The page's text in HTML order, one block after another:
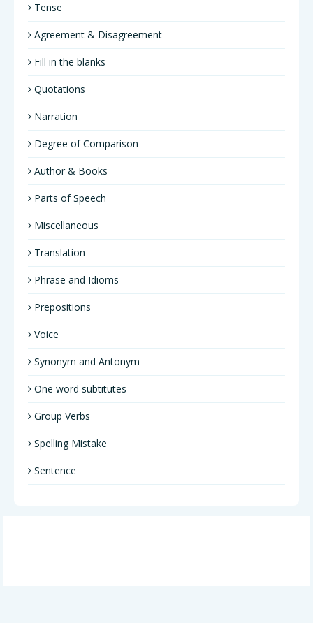
Tense
Agreement & Disagreement
Fill in the blanks
Quotations
Narration
Degree of Comparison
Author & Books
Parts of Speech
Miscellaneous
Translation
Phrase and Idioms
Prepositions
Voice
Synonym and Antonym
One word subtitutes
Group Verbs
Spelling Mistake
Sentence